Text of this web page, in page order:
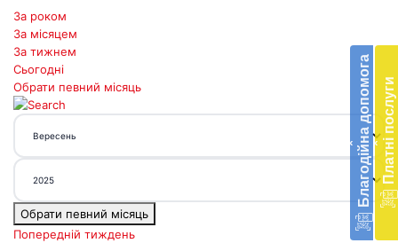
‹ Благодійна допомогав
‹ Платні послуги
За роком
За місяцем
За тижнем
Сьогодні
Обрати певний місяць
Обрати певний місяць
Попередній тиждень